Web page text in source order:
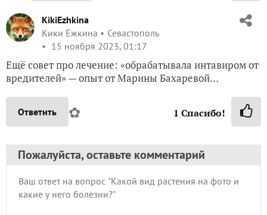
KikiEzhkina
Кики Ёжкина
Севастополь
15 ноября 2023, 01:17
Ещё совет про лечение: «обрабатывала интавиром от
вредителей» — опыт от Марины Бахаревой…
Ответить ✿ 1 Спасибо!
Пожалуйста, оставьте комментарий